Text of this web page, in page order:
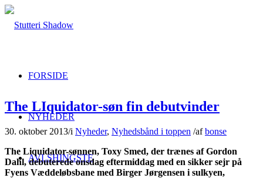
FORSIDE
NYHEDER
AVLSHINGSTE
The LIquidator-søn fin debutvinder
30. oktober 2013/i Nyheder, Nyhedsbånd i toppen /afbonse
The Liquidator-sønnen, Toxy Smed, der trænes af Gordon
Dahl, debuterede onsdag eftermiddag med en sikker sejr på
Fyens Væddeløbsbane med Birger Jørgensen i sulkyen,